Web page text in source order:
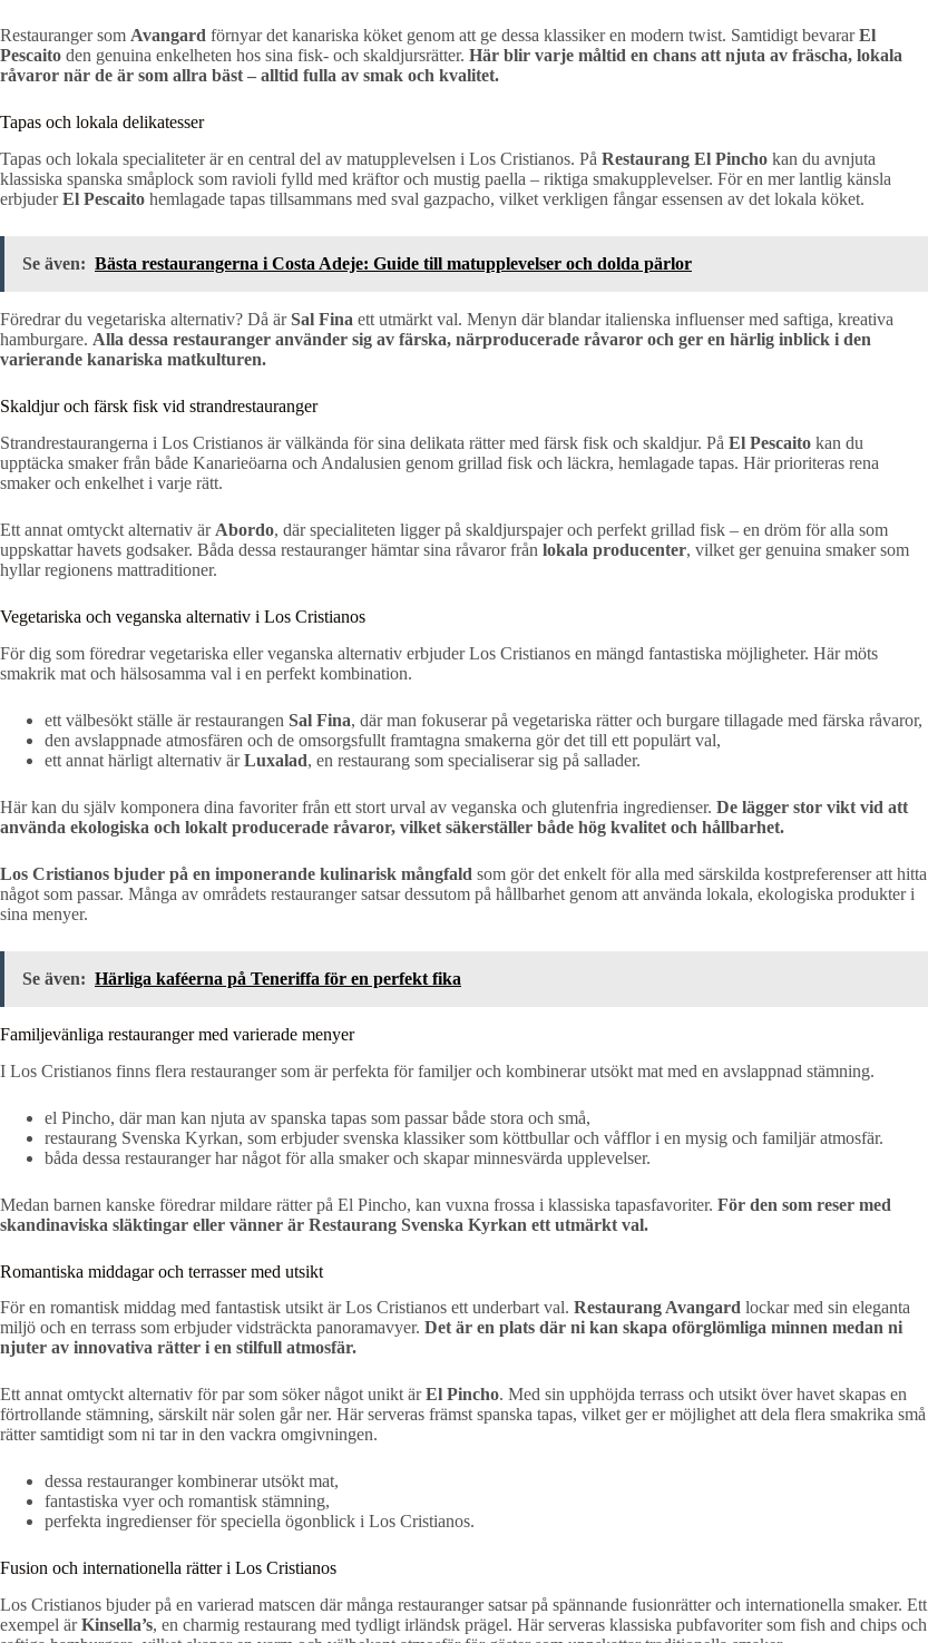
Restauranger som Avangard förnyar det kanariska köket genom att ge dessa klassiker en modern twist. Samtidigt bevararEl
Pescaito den genuina enkelheten hos sina fisk- och skaldjursrätter. Här blir varje måltid en chans att njuta av fräscha, lokala
råvaror när de är som allra bäst – alltid fulla av smak och kvalitet.
Tapas och lokala delikatesser
Tapas och lokala specialiteter är en central del av matupplevelsen i Los Cristianos. På Restaurang El Pincho kan du avnjuta
klassiska spanska småplock som ravioli fylld med kräftor och mustig paella – riktiga smakupplevelser. För en mer lantlig känsla
erbjuderEl Pescaito hemlagade tapas tillsammans med sval gazpacho, vilket verkligen fångar essensen av det lokala köket.
Se även: Bästa restaurangerna i Costa Adeje: Guide till matupplevelser och dolda pärlor
Föredrar du vegetariska alternativ? Då ärSal Fina ett utmärkt val. Menyn där blandar italienska influenser med saftiga, kreativa
hamburgare. Alla dessa restauranger använder sig av färska, närproducerade råvaror och ger en härlig inblick i den
varierande kanariska matkulturen.
Skaldjur och färsk fisk vid strandrestauranger
Strandrestaurangerna i Los Cristianos är välkända för sina delikata rätter med färsk fisk och skaldjur. På El Pescaito kan du
upptäcka smaker från både Kanarieöarna och Andalusien genom grillad fisk och läckra, hemlagade tapas. Här prioriteras rena
smaker och enkelhet i varje rätt.
Ett annat omtyckt alternativ är Abordo, där specialiteten ligger på skaldjurspajer och perfekt grillad fisk – en dröm för alla som
uppskattar havets godsaker. Båda dessa restauranger hämtar sina råvaror från lokala producenter, vilket ger genuina smaker som
hyllar regionens mattraditioner.
Vegetariska och veganska alternativ i Los Cristianos
För dig som föredrar vegetariska eller veganska alternativ erbjuder Los Cristianos en mängd fantastiska möjligheter. Här möts
smakrik mat och hälsosamma val i en perfekt kombination.
ett välbesökt ställe är restaurangen Sal Fina, där man fokuserar på vegetariska rätter och burgare tillagade med färska råvaror,
den avslappnade atmosfären och de omsorgsfullt framtagna smakerna gör det till ett populärt val,
ett annat härligt alternativ ärLuxalad, en restaurang som specialiserar sig på sallader.
Här kan du själv komponera dina favoriter från ett stort urval av veganska och glutenfria ingredienser. De lägger stor vikt vid att
använda ekologiska och lokalt producerade råvaror, vilket säkerställer både hög kvalitet och hållbarhet.
Los Cristianos bjuder på en imponerande kulinarisk mångfald som gör det enkelt för alla med särskilda kostpreferenser att hitta
något som passar. Många av områdets restauranger satsar dessutom på hållbarhet genom att använda lokala, ekologiska produkter i
sina menyer.
Se även: Härliga kaféerna på Teneriffa för en perfekt fika
Familjevänliga restauranger med varierade menyer
I Los Cristianos finns flera restauranger som är perfekta för familjer och kombinerar utsökt mat med en avslappnad stämning.
el Pincho, där man kan njuta av spanska tapas som passar både stora och små,
restaurang Svenska Kyrkan, som erbjuder svenska klassiker som köttbullar och våfflor i en mysig och familjär atmosfär.
båda dessa restauranger har något för alla smaker och skapar minnesvärda upplevelser.
Medan barnen kanske föredrar mildare rätter på El Pincho, kan vuxna frossa i klassiska tapasfavoriter. För den som reser med
skandinaviska släktingar eller vänner är Restaurang Svenska Kyrkan ett utmärkt val.
Romantiska middagar och terrasser med utsikt
För en romantisk middag med fantastisk utsikt är Los Cristianos ett underbart val. Restaurang Avangard lockar med sin eleganta
miljö och en terrass som erbjuder vidsträckta panoramavyer. Det är en plats där ni kan skapa oförglömliga minnen medan ni
njuter av innovativa rätter i en stilfull atmosfär.
Ett annat omtyckt alternativ för par som söker något unikt ärEl Pincho. Med sin upphöjda terrass och utsikt över havet skapas en
förtrollande stämning, särskilt när solen går ner. Här serveras främst spanska tapas, vilket ger er möjlighet att dela flera smakrika små
rätter samtidigt som ni tar in den vackra omgivningen.
dessa restauranger kombinerar utsökt mat,
fantastiska vyer och romantisk stämning,
perfekta ingredienser för speciella ögonblick i Los Cristianos.
Fusion och internationella rätter i Los Cristianos
Los Cristianos bjuder på en varierad matscen där många restauranger satsar på spännande fusionrätter och internationella smaker. Ett
exempel ärKinsella’s, en charmig restaurang med tydligt irländsk prägel. Här serveras klassiska pubfavoriter som fish and chips och